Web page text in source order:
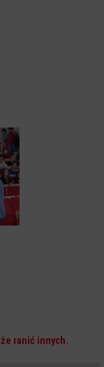
ranić innych.